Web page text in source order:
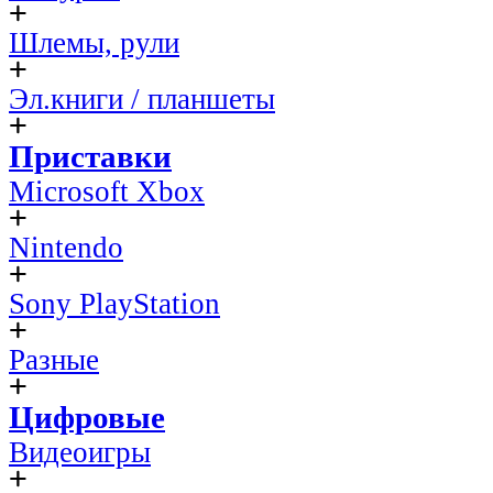
Шлемы, рули
Эл.книги / планшеты
Приставки
Microsoft Xbox
Nintendo
Sony PlayStation
Разные
Цифровые
Видеоигры